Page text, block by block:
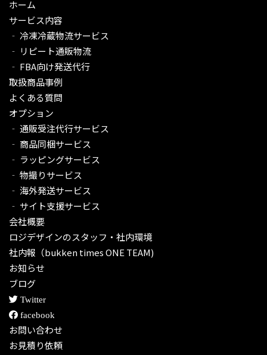
ホーム
サービス内容
‐ 冷凍冷蔵物流サービス
‐ リピート通販物流
‐ FBA向け発送代行
取扱商品事例
よくある質問
オプション
‐ 通販受注代行サービス​
‐ 商品同梱サービス
‐ ラッピングサービス
‐ 物撮りサービス
‐ 海外発送サービス
‐ サイト支援サービス
会社概要
ロジデザインのスタッフ・社内環境
社内報（bukken times ONE TEAM)
お知らせ
ブログ
Twitter
facebook
お問い合わせ
お見積り依頼